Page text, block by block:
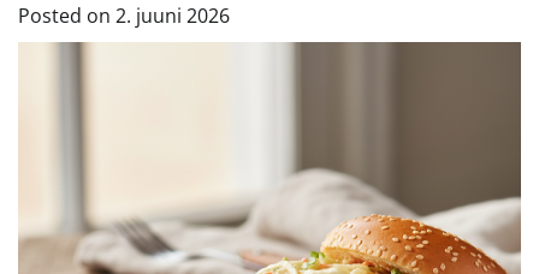
Posted on 2. juuni 2026